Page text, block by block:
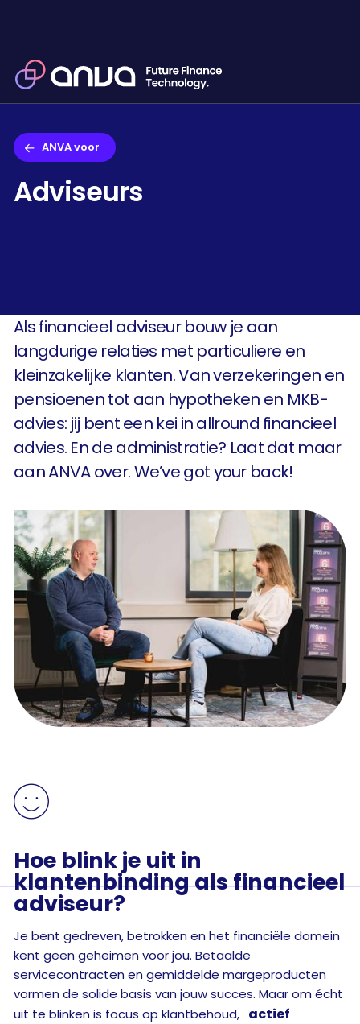
ANVA voor
Adviseurs
Als financieel adviseur bouw je aan
langdurige relaties met particuliere en
kleinzakelijke klanten. Van verzekeringen en
pensioenen tot aan hypotheken en MKB-
advies: jij bent een kei in allround financieel
advies. En de administratie? Laat dat maar
aan ANVA over. We’ve got your back!

Hoe blink je uit in
klantenbinding als financieel
adviseur?
Je bent gedreven, betrokken en het financiële domein
kent geen geheimen voor jou. Betaalde
servicecontracten en gemiddelde margeproducten
vormen de solide basis van jouw succes. Maar om écht
uit te blinken is focus op klantbehoud, actief